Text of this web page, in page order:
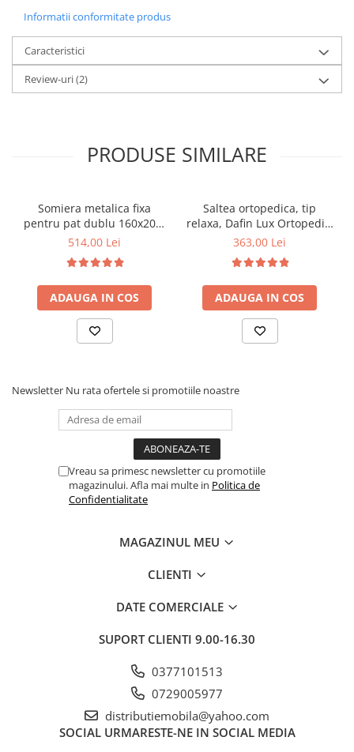
Informatii conformitate produs
Caracteristici
Review-uri(2)
PRODUSE SIMILARE
Somiera metalica fixa
pentru pat dublu 160x200,
6 picioare, 32 lamele lemn
saltea ferm, negru
514,00 Lei
ADAUGA IN COS
Saltea ortopedica, tip
relaxa, Dafin Lux Ortopedic,
90x200x21cm, fermitate
tip Bonell, fata vara-iarna,
sistem de aerisire cu
butoni, Salt Confort
363,00 Lei
ADAUGA IN COS
Newsletter Nu rata ofertele si promotiile noastre
Vreau sa primesc newsletter cu promotiile
magazinului. Afla mai multe in Politica de
Confidentialitate
MAGAZINUL MEU
CLIENTI
DATE COMERCIALE
SUPORT CLIENTI 9.00-16.30
0377101513
0729005977
distributiemobila@yahoo.com
SOCIAL URMARESTE-NE IN SOCIAL MEDIA